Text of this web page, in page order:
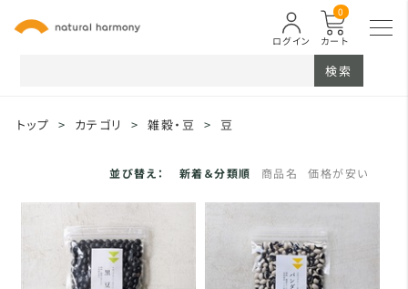
カート
0
ログイン
検索
トップ > カテゴリ > 雑穀・豆 > 豆
並び替え： 新着＆分類順 商品名 価格が安い